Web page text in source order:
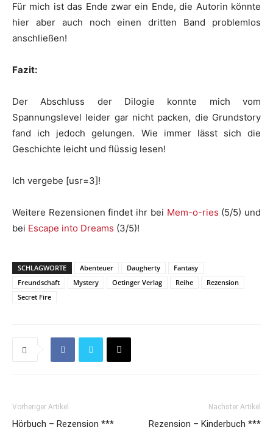
Für mich ist das Ende zwar ein Ende, die Autorin könnte
hier aber auch noch einen dritten Band problemlos
anschließen!
Fazit:
Der Abschluss der Dilogie konnte mich vom
Spannungslevel leider gar nicht packen, die Grundstory
fand ich jedoch gelungen. Wie immer lässt sich die
Geschichte leicht und flüssig lesen!
Ich vergebe [usr=3]!
Weitere Rezensionen findet ihr bei Mem-o-ries (5/5) und
bei Escape into Dreams (3/5)!
SCHLAGWORTE Abenteuer Daugherty
Fantasy
Freundschaft
Mystery Oetinger Verlag Reihe
Rezension
Secret Fire
Vorheriger Artikel
Hörbuch – Rezension ***
Nächster Artikel
Rezension – Kinderbuch ***